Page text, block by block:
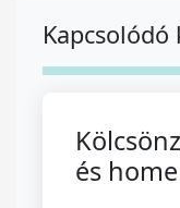
Kapcsolódó
és